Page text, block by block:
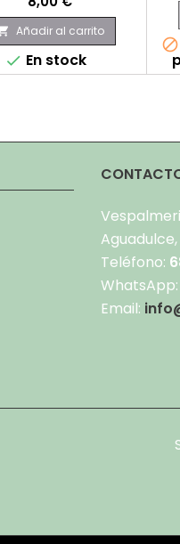
Añadir al carrito
 En stock

Teléfono:
WhatsApp:
Email: